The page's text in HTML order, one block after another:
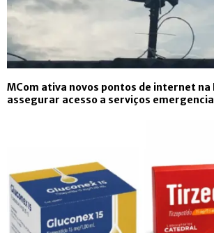
MCom ativa novos pontos de internet na
assegurar acesso a serviços